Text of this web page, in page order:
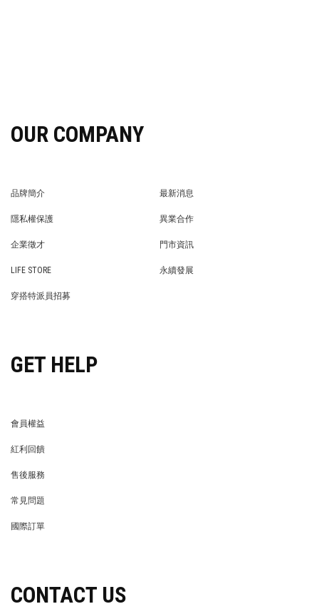
OUR COMPANY
品牌簡介
最新消息
隱私權保護
異業合作
企業徵才
門市資訊
LIFE STORE
永續發展
穿搭特派員招募
GET HELP
會員權益
紅利回饋
售後服務
常見問題
國際訂單
CONTACT US